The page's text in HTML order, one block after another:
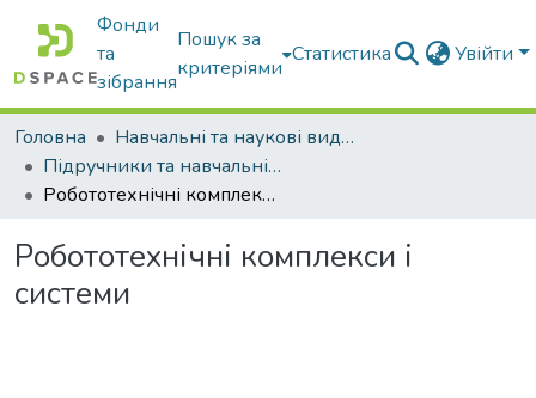
Фонди
та
зібрання
Пошук за
критеріями
Статистика Увійти
Головна
Навчальні та наукові видання
Підручники та навчальні посібники
Робототехнічні комплекси і системи
Робототехнічні комплекси і
системи